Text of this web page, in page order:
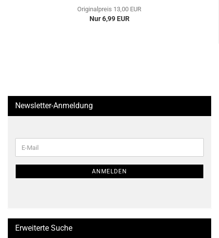
Originalpreis 13,00 EUR
Nur 6,99 EUR
Newsletter-Anmeldung
ZUR
E-
Mail
ANMELDEN
Erweiterte Suche